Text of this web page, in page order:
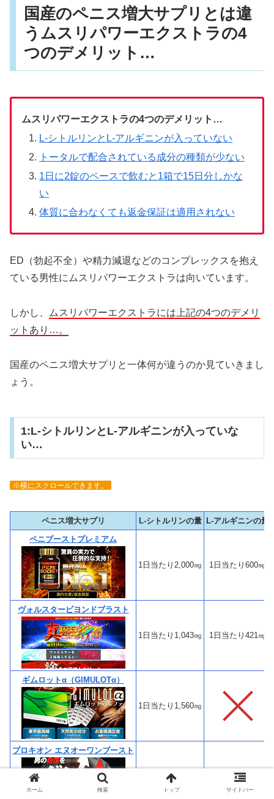
国産のペニス増大サプリとは違
うムスリパワーエクストラの4
つのデメリット…
ムスリパワーエクストラの4つのデメリット…
L-シトルリンとL-アルギニンが入っていない
トータルで配合されている成分の種類が少ない
1日に2錠のペースで飲むと1箱で15日分しかな
い
体質に合わなくても返金保証は適用されない
ED（勃起不全）や精力減退などのコンプレックスを抱え
ている男性にムスリパワーエクストラは向いています。
しかし、
ムスリパワーエクストラには上記の4つのデメリ
ットあり…。
国産のペニス増大サプリと一体何が違うのか見ていきまし
ょう。
1:L-シトルリンとL-アルギニンが入っていな
い…
※横にスクロールできます。
ペニス増大サプリ L-シトルリンの量 L-アルギニンの量
ペニブーストプレミアム
1日当たり2,000㎎ 1日当たり600㎎
ヴォルスタービヨンドブラスト
1日当たり1,043㎎ 1日当たり421㎎
ギムロットα（GIMULOTα）
1日当たり1,560㎎
プロキオン エヌオーワンブースト
1日当たり839㎎ 1日当たり150㎎
ホーム 検索 トップ サイドバー